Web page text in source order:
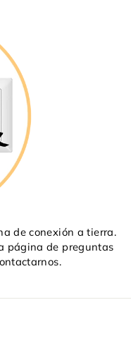
de conexión a tierra.
página de preguntas